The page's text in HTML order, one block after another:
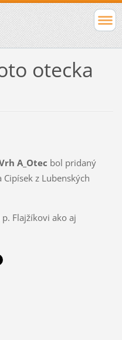
otecka
A_Otec bol pridaný
z Lubenských
Flajžíkovi ako aj